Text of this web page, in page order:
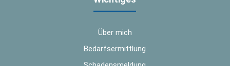
Über mich
Bedarfsermittlung